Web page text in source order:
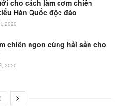
cho cách làm cơm chiên
Hàn Quốc độc đáo
2020
chiên ngon cùng hải sản cho
2020